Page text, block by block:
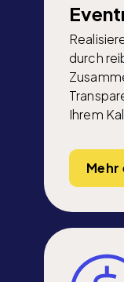
durch
Ihrem